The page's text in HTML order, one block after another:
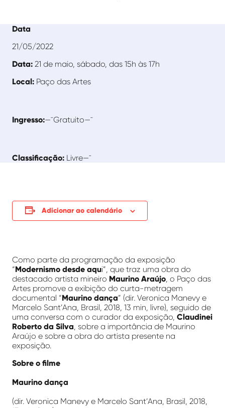
Data
21/05/2022
Data: 21 de maio, sábado, das 15h às 17h
Local: Paço das Artes
Ingresso:—¯Gratuito—¯
Classificação: Livre—¯
Adicionar ao calendário
Como parte da programação da exposição
“Modernismo desde aqui”, que traz uma obra do
destacado artista mineiro Maurino Araújo, o Paço das
Artes promove a exibição do curta-metragem
documental “Maurino dança” (dir. Veronica Manevy e
Marcelo Sant’Ana, Brasil, 2018, 13 min, livre), seguido de
uma conversa com o curador da exposição, Claudinei
Roberto da Silva, sobre a importância de Maurino
Araújo e sobre a obra do artista presente na
exposição.
Sobre o filme
Maurino dança
(dir. Veronica Manevy e Marcelo Sant’Ana, Brasil, 2018,